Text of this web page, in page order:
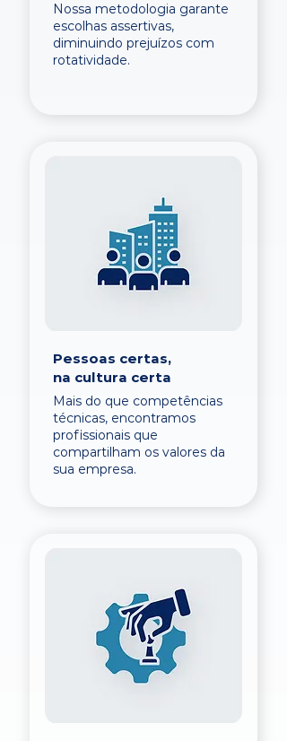
Nossa metodologia garante
escolhas assertivas,
diminuindo prejuízos com
rotatividade.
Pessoas certas,
na cultura certa
Mais do que competências
técnicas, encontramos
profissionais que
compartilham os valores da
sua empresa.